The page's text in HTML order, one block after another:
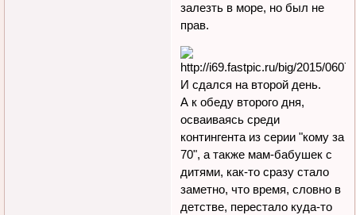
залезть в море, но был не
прав.
И сдался на второй день.
А к обеду второго дня,
осваиваясь среди
контингента из серии "кому за
70", а также мам-бабушек с
дитями, как-то сразу стало
заметно, что время, словно в
детстве, перестало куда-то